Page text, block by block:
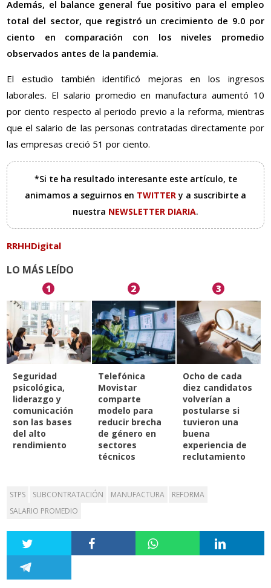
Además, el balance general fue positivo para el empleo
total del sector, que registró un crecimiento de 9.0 por
ciento en comparación con los niveles promedio
observados antes de la pandemia.
El estudio también identificó mejoras en los ingresos
laborales. El salario promedio en manufactura aumentó 10
por ciento respecto al periodo previo a la reforma, mientras
que el salario de las personas contratadas directamente por
las empresas creció 51 por ciento.
*Si te ha resultado interesante este artículo, te
animamos a seguirnos en TWITTERy a suscribirte a
nuestra NEWSLETTER DIARIA.
RRHHDigital
LO MÁS LEÍDO
1
Seguridad
psicológica,
liderazgo y
comunicación
son las bases
del alto
rendimiento
2
Telefónica
Movistar
comparte
modelo para
reducir brecha
de género en
sectores
técnicos
3
Ocho de cada
diez candidatos
volverían a
postularse si
tuvieron una
buena
experiencia de
reclutamiento
STPS SUBCONTRATACIÓN MANUFACTURA
REFORMA
SALARIO PROMEDIO